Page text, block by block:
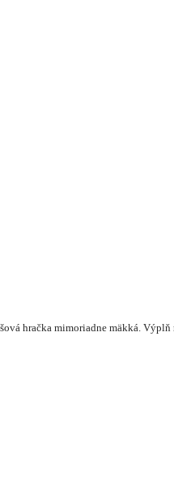
hračka mimoriadne mäkká.